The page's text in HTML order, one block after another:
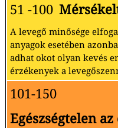
51 -100
A levegő minősége
anyagok esetében
adhat okot olyan kevés
érzékenyek a
101-150
Egészségtelen